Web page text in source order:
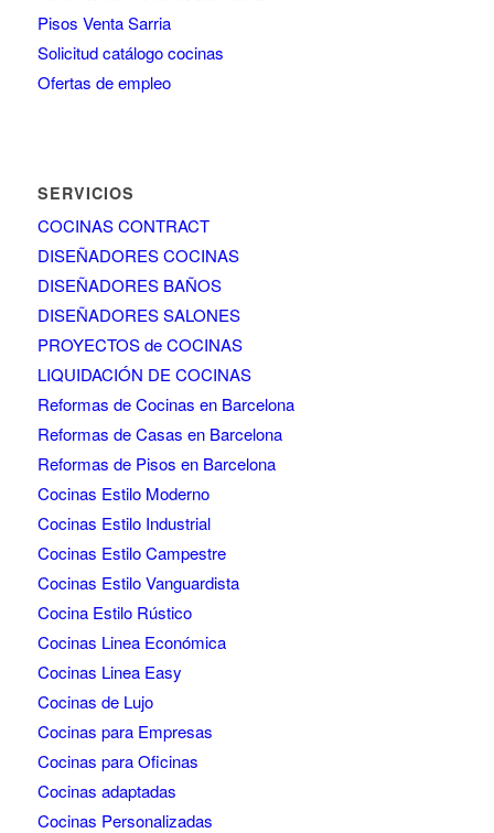
Pisos Venta Sarria
Solicitud catálogo cocinas
Ofertas de empleo
SERVICIOS
COCINAS CONTRACT
DISEÑADORES COCINAS
DISEÑADORES BAÑOS
DISEÑADORES SALONES
PROYECTOS de COCINAS
LIQUIDACIÓN DE COCINAS
Reformas de Cocinas en Barcelona
Reformas de Casas en Barcelona
Reformas de Pisos en Barcelona
Cocinas Estilo Moderno
Cocinas Estilo Industrial
Cocinas Estilo Campestre
Cocinas Estilo Vanguardista
Cocina Estilo Rústico
Cocinas Linea Económica
Cocinas Linea Easy
Cocinas de Lujo
Cocinas para Empresas
Cocinas para Oficinas
Cocinas adaptadas
Cocinas Personalizadas